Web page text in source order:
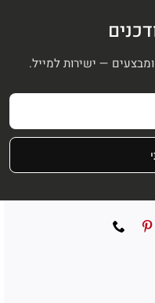
— ישירות למייל.